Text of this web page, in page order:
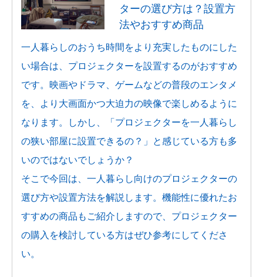
ターの選び方は？設置方
法やおすすめ商品
一人暮らしのおうち時間をより充実したものにした
い場合は、プロジェクターを設置するのがおすすめ
です。映画やドラマ、ゲームなどの普段のエンタメ
を、より大画面かつ大迫力の映像で楽しめるように
なります。しかし、「プロジェクターを一人暮らし
の狭い部屋に設置できるの？」と感じている方も多
いのではないでしょうか？
そこで今回は、一人暮らし向けのプロジェクターの
選び方や設置方法を解説します。機能性に優れたお
すすめの商品もご紹介しますので、プロジェクター
の購入を検討している方はぜひ参考にしてくださ
い。